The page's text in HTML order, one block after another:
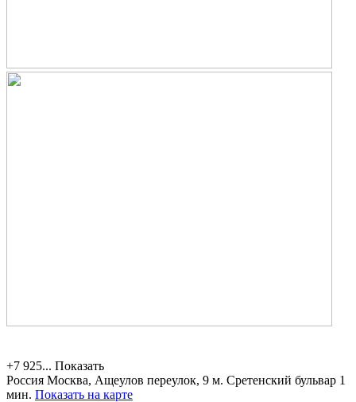
+7 925... Показать
Россия Москва, Ащеулов переулок, 9 м. Сретенский бульвар 1
мин. Показать на карте